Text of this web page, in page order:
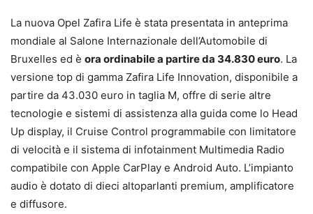
La nuova Opel Zafira Life è stata presentata in anteprima
mondiale al Salone Internazionale dell’Automobile di
Bruxelles ed è ora ordinabile a partire da 34.830 euro. La
versione top di gamma Zafira Life Innovation, disponibile a
partire da 43.030 euro in taglia M, offre di serie altre
tecnologie e sistemi di assistenza alla guida come lo Head
Up display, il Cruise Control programmabile con limitatore
di velocità e il sistema di infotainment Multimedia Radio
compatibile con Apple CarPlay e Android Auto. L’impianto
audio è dotato di dieci altoparlanti premium, amplificatore
e diffusore.